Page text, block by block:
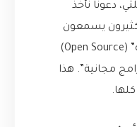
دعونا نأخذ
يسمعون
بمصطلح “المصادر المفتوحة” (Open Source)
مجانية”. هذا